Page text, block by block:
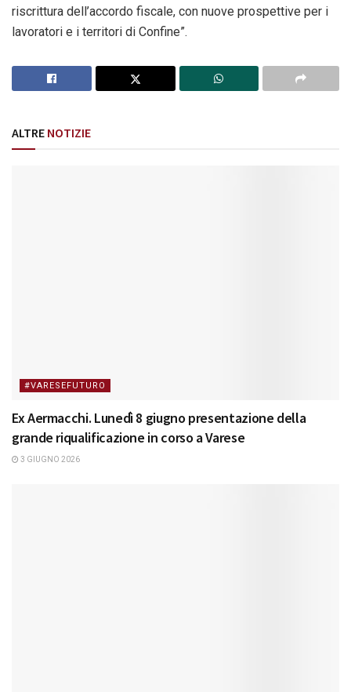
riscrittura dell’accordo fiscale, con nuove prospettive per i
lavoratori e i territori di Confine”.
ALTRE NOTIZIE
#VARESEFUTURO
Ex Aermacchi. Lunedì 8 giugno presentazione della
grande riqualificazione in corso a Varese
3 GIUGNO 2026